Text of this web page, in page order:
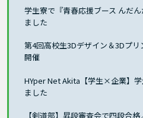
学生寮で『青春応援ブース んだ
ました
第4回高校生3Dデザイン＆3Dプ
開催
HYper Net Akita【学生×企業】
ました
【剣道部】昇段審査会で四段合